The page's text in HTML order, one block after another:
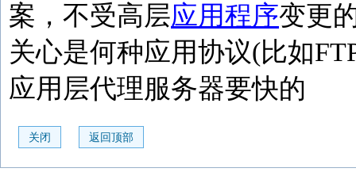
案，不受高层应用程序变更
关心是何种应用协议(比如
应用层代理服务器要快的
关闭 返回顶部